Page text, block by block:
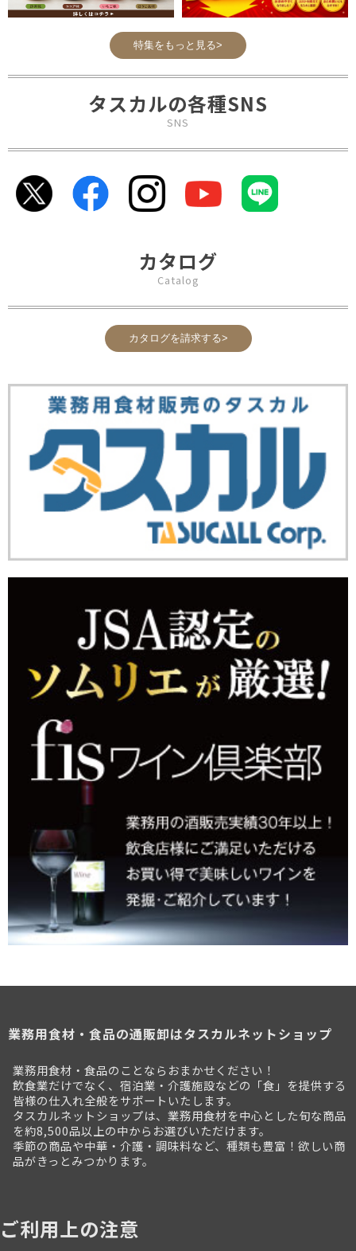
特集をもっと見る>
タスカルの各種SNS
SNS
カタログ
Catalog
カタログを請求する>
業務用食材・食品の通販卸はタスカルネットショップ
業務用食材・食品のことならおまかせください！
飲食業だけでなく、宿泊業・介護施設などの「食」を提供する
皆様の仕入れ全般をサポートいたします。
タスカルネットショップは、業務用食材を中心とした旬な商品
を約8,500品以上の中からお選びいただけます。
季節の商品や中華・介護・調味料など、種類も豊富！欲しい商
品がきっとみつかります。
ご利用上の注意